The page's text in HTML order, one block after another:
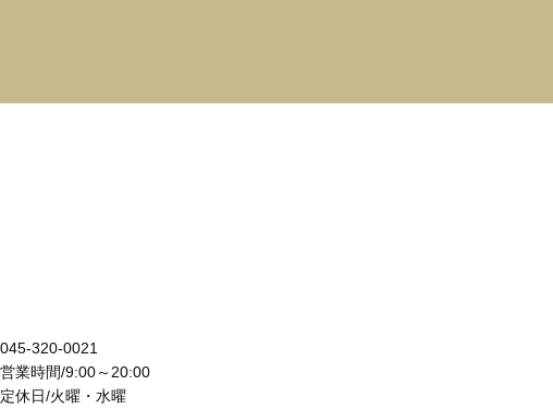
045-320-0021
営業時間/9:00～20:00
定休日/火曜・水曜